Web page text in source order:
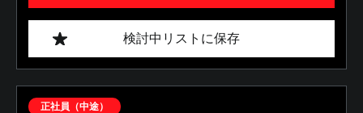
検討中リストに保存
正社員（中途）